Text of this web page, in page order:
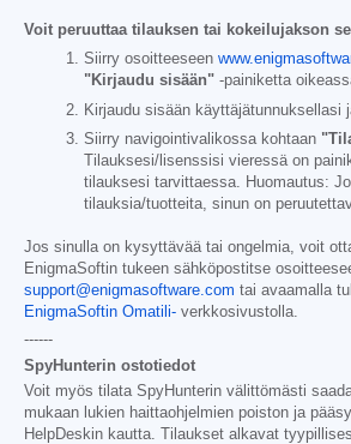
Voit peruuttaa tilauksen tai kokeilujakson
Siirry osoitteeseen
"Kirjaudu sisään" -painiketta
Kirjaudu sisään käyttäjätunnuksellasi
Siirry navigointivalikossa kohtaan
Tilauksesi/lisenssisi vieressä on
tilauksesi tarvittaessa. Huomautus:
tilauksia/tuotteita, sinun on
Jos sinulla on kysyttävää tai ongelmia, voit
EnigmaSoftin tukeen sähköpostitse
support@enigmasoftware.com tai avaamalla
EnigmaSoftin Omatili- verkkosivustolla.
------
SpyHunterin ostotiedot
Voit myös tilata SpyHunterin välittömästi
mukaan lukien haittaohjelmien poiston ja
HelpDeskin kautta. Tilaukset alkavat